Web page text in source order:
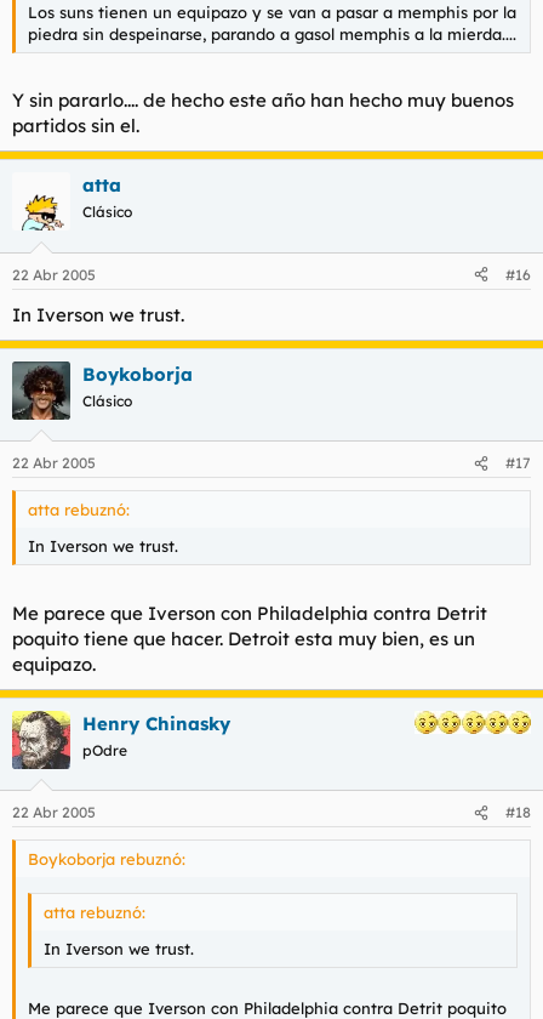
Los suns tienen un equipazo y se van a pasar a memphis por la
piedra sin despeinarse, parando a gasol memphis a la mierda....
Y sin pararlo.... de hecho este año han hecho muy buenos
partidos sin el.
atta
Clásico
22 Abr 2005 #16
In Iverson we trust.
Boykoborja
Clásico
22 Abr 2005 #17
atta rebuznó:
In Iverson we trust.
Me parece que Iverson con Philadelphia contra Detrit
poquito tiene que hacer. Detroit esta muy bien, es un
equipazo.
Henry Chinasky
pOdre
22 Abr 2005 #18
Boykoborja rebuznó:
atta rebuznó:
In Iverson we trust.
Me parece que Iverson con Philadelphia contra Detrit poquito